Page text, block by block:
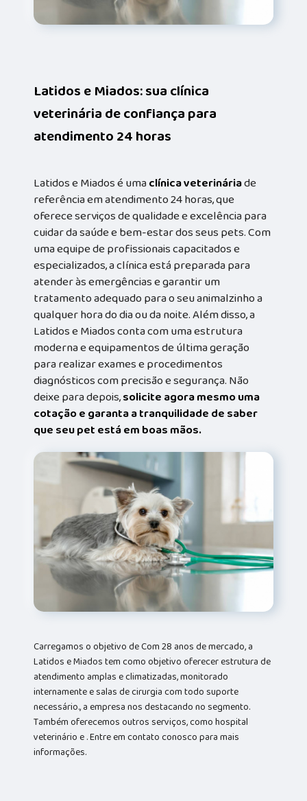
Latidos e Miados: sua clínica
veterinária de confiança para
atendimento 24 horas
Latidos e Miados é umaclínica veterináriade
referência em atendimento 24 horas, que
oferece serviços de qualidade e excelência para
cuidar da saúde e bem-estar dos seus pets. Com
uma equipe de profissionais capacitados e
especializados, a clínica está preparada para
atender às emergências e garantir um
tratamento adequado para o seu animalzinho a
qualquer hora do dia ou da noite. Além disso, a
Latidos e Miados conta com uma estrutura
moderna e equipamentos de última geração
para realizar exames e procedimentos
diagnósticos com precisão e segurança. Não
deixe para depois,solicite agora mesmo uma
cotação e garanta a tranquilidade de saber
que seu pet está em boas mãos.
Carregamos o objetivo de Com 28 anos de mercado, a
Latidos e Miados tem como objetivo oferecer estrutura de
atendimento amplas e climatizadas, monitorado
internamente e salas de cirurgia com todo suporte
necessário., a empresa nos destacando no segmento.
Também oferecemos outros serviços, como hospital
veterinário e . Entre em contato conosco para mais
informações.